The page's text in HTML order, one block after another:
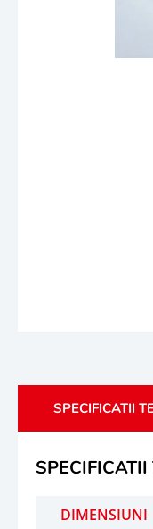
SPECIFICATII
SPECIFICATII
DIMENSIUNI